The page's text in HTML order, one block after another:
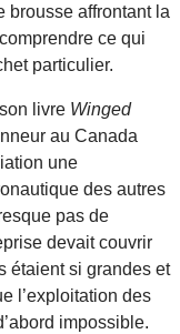
brousse affrontant la
ce qui
particulier.
livre Winged
au Canada
une
des autres
pas de
devait couvrir
étaient si grandes et
l’exploitation des
impossible.